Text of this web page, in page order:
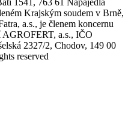
1541, 763 61 Napajedla
Krajským soudem v Brně,
a.s., je členem koncernu
AGROFERT, a.s., IČO
2327/2, Chodov, 149 00
reserved